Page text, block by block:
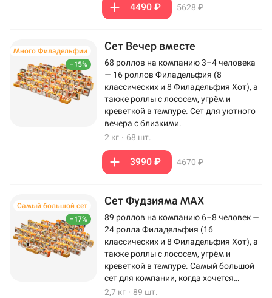
4490 ₽ 5628 ₽
–15%
Много Филадельфии Сет Вечер вместе
68 роллов на компанию 3–4 человека
— 16 роллов Филадельфия (8
классических и 8 Филадельфия Хот), а
также роллы с лососем, угрём и
креветкой в темпуре. Сет для уютного
вечера с близкими.
2 кг · 68 шт.
3990 ₽ 4670 ₽
–17%
Самый большой сет Сет Фудзияма MAX
89 роллов на компанию 6–8 человек —
24 ролла Филадельфия (16
классических и 8 Филадельфия Хот), а
также роллы с лососем, угрём и
креветкой в темпуре. Самый большой
сет для компании, когда хочется
максимум роллов на столе.
2,7 кг · 89 шт.